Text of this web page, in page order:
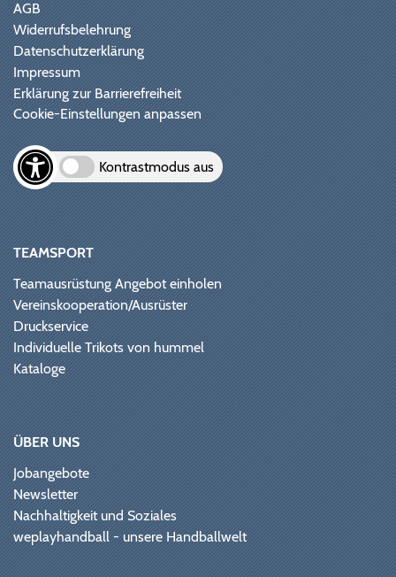
AGB
Widerrufsbelehrung
Datenschutzerklärung
Impressum
Erklärung zur Barrierefreiheit
Cookie-Einstellungen anpassen
Kontrastmodus aus
TEAMSPORT
Teamausrüstung Angebot einholen
Vereinskooperation/Ausrüster
Druckservice
Individuelle Trikots von hummel
Kataloge
ÜBER UNS
Jobangebote
Newsletter
Nachhaltigkeit und Soziales
weplayhandball - unsere Handballwelt